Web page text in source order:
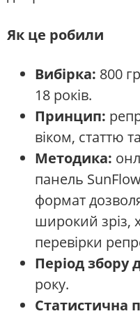
Як це робили
Вибірка: 800
18 років.
Принцип:
віком, статтю
Методика:
панель
формат
широкий зріз,
перевірки
Період збору
року.
Статистична